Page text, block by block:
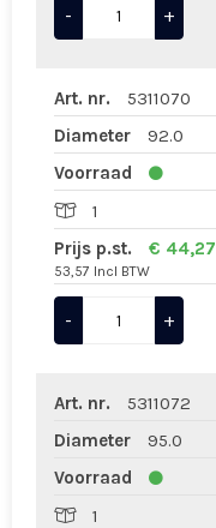
- +
Art. nr.
5311070
Diameter
92.0
Voorraad
1
Prijs p.st.
€ 44,27
53,57 Incl BTW
- +
Art. nr.
5311072
Diameter
95.0
Voorraad
1